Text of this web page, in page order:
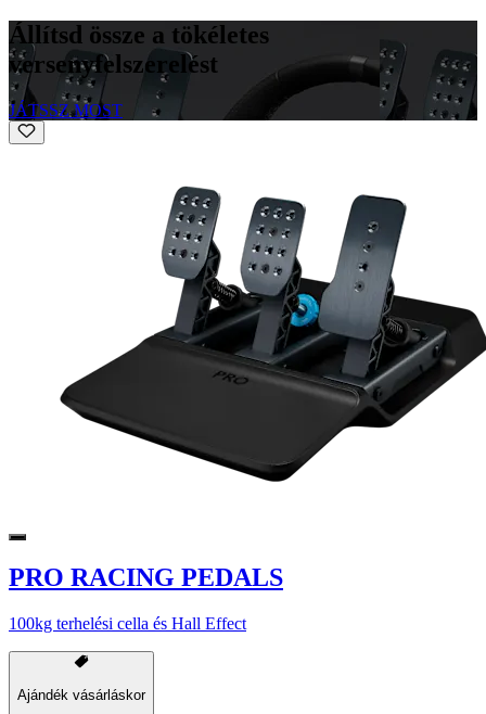
Állítsd össze a tökéletes
versenyfelszerelést
JÁTSSZ MOST
PRO RACING PEDALS
100kg terhelési cella és Hall Effect
Ajándék vásárláskor